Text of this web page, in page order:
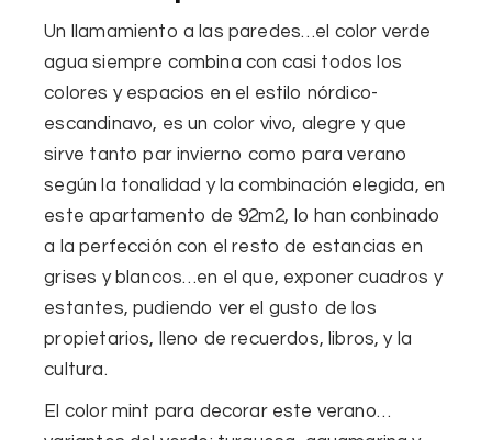
Un llamamiento a las paredes…el color verde
agua siempre combina con casi todos los
colores y espacios en el estilo nórdico-
escandinavo, es un color vivo, alegre y que
sirve tanto par invierno como para verano
según la tonalidad y la combinación elegida, en
este apartamento de 92m2, lo han conbinado
a la perfección con el resto de estancias en
grises y blancos…en el que, exponer cuadros y
estantes, pudiendo ver el gusto de los
propietarios, lleno de recuerdos, libros,y la
cultura.
El color mint para decorareste verano…